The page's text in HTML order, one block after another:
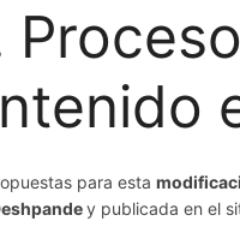
para esta
y publicada en el